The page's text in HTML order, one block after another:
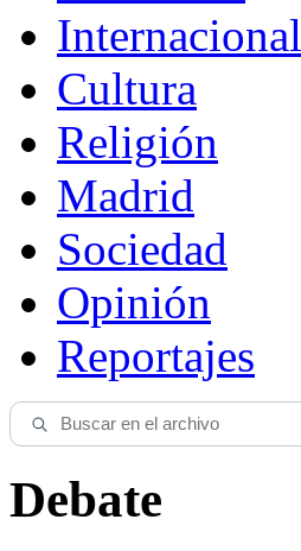
Internacional
Cultura
Religión
Madrid
Sociedad
Opinión
Reportajes
Debate